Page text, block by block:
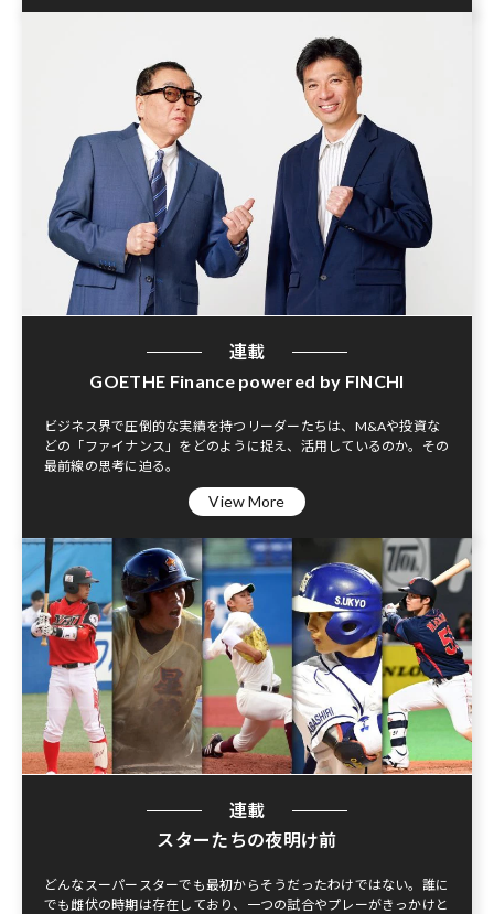
連載
GOETHE Finance powered by FINCHI
ビジネス界で圧倒的な実績を持つリーダーたちは、M&Aや投資な
どの「ファイナンス」をどのように捉え、活用しているのか。その
最前線の思考に迫る。
View More
連載
スターたちの夜明け前
どんなスーパースターでも最初からそうだったわけではない。誰に
でも雌伏の時期は存在しており、一つの試合やプレーがきっかけと